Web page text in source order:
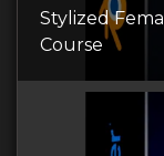
Stylized
Course